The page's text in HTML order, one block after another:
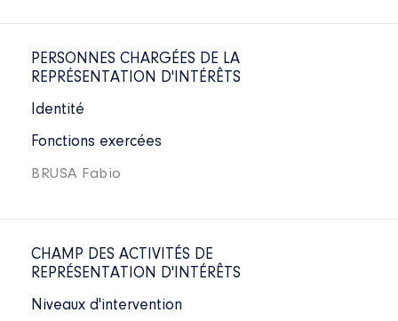
PERSONNES CHARGÉES DE LA
REPRÉSENTATION D'INTÉRÊTS
Identité
Fonctions exercées
BRUSA Fabio
CHAMP DES ACTIVITÉS DE
REPRÉSENTATION D'INTÉRÊTS
Niveaux d'intervention